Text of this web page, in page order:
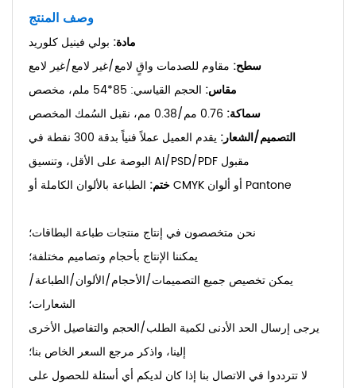
وصف المنتج
مادة: بولي فينيل كلوريد
سطح: مقاوم للصدمات واقٍ لامع/غير لامع/غير لامع
مقاس: الحجم القياسي: 85*54 ملم، مخصص
سماكة: 0.76 مم/0.38 مم، نقبل السُمك المخصص
التصميم/الشعار:
يقدم العميل عملاً فنياً بدقة 300 نقطة في
البوصة على الأقل، وتنسيق AI/PSD/PDF مقبول
ختم:
الطباعة بالألوان الكاملة أو CMYK أو ألوان Pantone
نحن متخصصون في إنتاج منتجات طباعة البطاقات؛
يمكننا الإنتاج بأحجام وتصاميم مختلفة؛
يمكن تخصيص جميع التصميمات/الأحجام/الألوان/الطباعة/
الشعارات؛
يرجى إرسال الحد الأدنى لكمية الطلب/الحجم والتفاصيل الأخرى
إلينا، واذكر مرجع السعر الخاص بنا؛
لا تترددوا في الاتصال بنا إذا كان لديكم أي أسئلة للحصول على